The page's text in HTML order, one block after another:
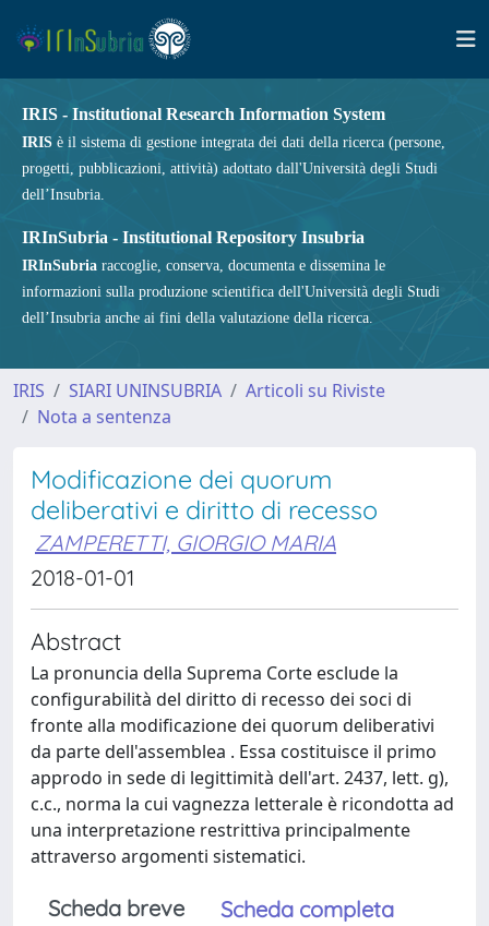
IRIS - Institutional Research Information System
IRIS è il sistema di gestione integrata dei dati della ricerca (persone,
progetti, pubblicazioni, attività) adottato dall'Università degli Studi
dell’Insubria.
IRInSubria - Institutional Repository Insubria
IRInSubria raccoglie, conserva, documenta e dissemina le
informazioni sulla produzione scientifica dell'Università degli Studi
dell’Insubria anche ai fini della valutazione della ricerca.
IRIS SIARI UNINSUBRIA
Articoli su Riviste
Nota a sentenza
Modificazione dei quorum
deliberativi e diritto di recesso
ZAMPERETTI, GIORGIO MARIA
2018-01-01
Abstract
La pronuncia della Suprema Corte esclude la
configurabilità del diritto di recesso dei soci di
fronte alla modificazione dei quorum deliberativi
da parte dell'assemblea . Essa costituisce il primo
approdo in sede di legittimità dell'art. 2437, lett. g),
c.c., norma la cui vagnezza letterale è ricondotta ad
una interpretazione restrittiva principalmente
attraverso argomenti sistematici.
Scheda breve
Scheda completa